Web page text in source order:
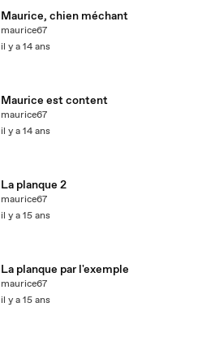
Maurice, chien méchant
maurice67
il y a 14 ans
Maurice est content
maurice67
il y a 14 ans
La planque 2
maurice67
il y a 15 ans
La planque par l'exemple
maurice67
il y a 15 ans